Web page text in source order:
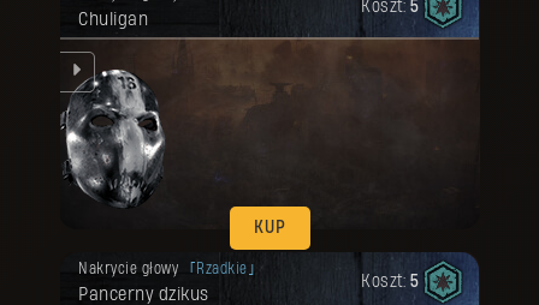
Chuligan
Koszt: 5
KUP
Nakrycie głowy Rzadkie
Pancerny dzikus
Koszt: 5
Twoja nagroda została odblokowana.